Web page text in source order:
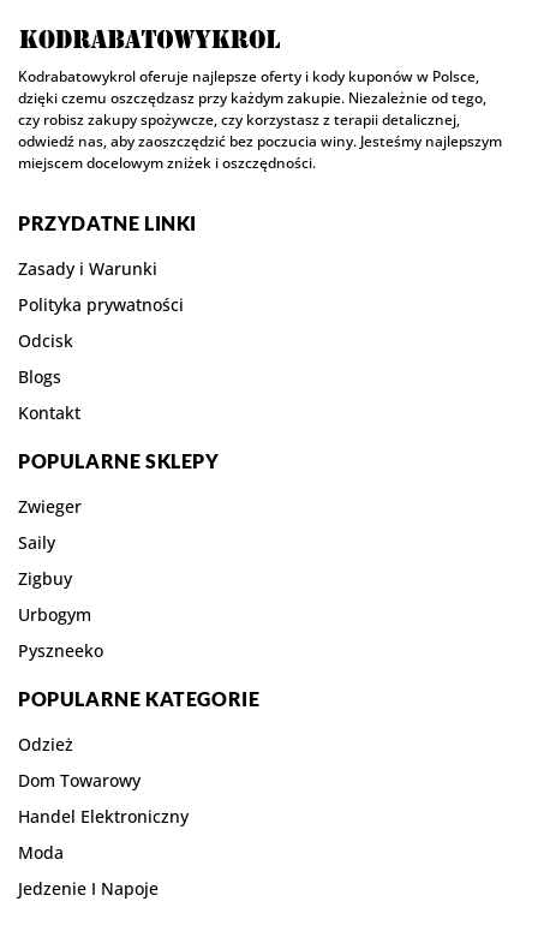
Kodrabatowykrol oferuje najlepsze oferty i kody kuponów w Polsce,
dzięki czemu oszczędzasz przy każdym zakupie. Niezależnie od tego,
czy robisz zakupy spożywcze, czy korzystasz z terapii detalicznej,
odwiedź nas, aby zaoszczędzić bez poczucia winy. Jesteśmy najlepszym
miejscem docelowym zniżek i oszczędności.
PRZYDATNE LINKI
Zasady i Warunki
Polityka prywatności
Odcisk
Blogs
Kontakt
POPULARNE SKLEPY
Zwieger
Saily
Zigbuy
Urbogym
Pyszneeko
POPULARNE KATEGORIE
Odzież
Dom Towarowy
Handel Elektroniczny
Moda
Jedzenie I Napoje